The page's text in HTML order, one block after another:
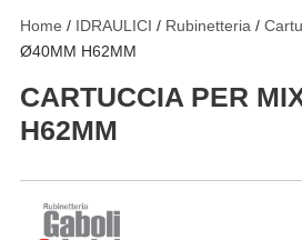
Home / IDRAULICI / Rubinetteria /
Ø40MM H62MM
CARTUCCIA PER
H62MM